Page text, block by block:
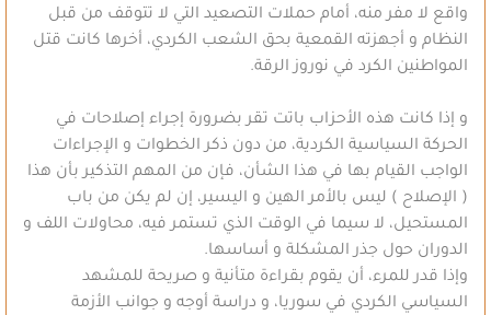
واقع لا مفر منه، أمام حملات التصعيد التي لا تتوقف من قبل
النظام و أجهزته القمعية بحق الشعب الكردي، أخرها كانت قتل
المواطنين الكرد في نوروز الرقة.
و إذا كانت هذه الأحزاب باتت تقر بضرورة إجراء إصلاحات في
الحركة السياسية الكردية، من دون ذكر الخطوات و الإجراءات
الواجب القيام بها في هذا الشأن، فإن من المهم التذكير بأن هذا
( الإصلاح ) ليس بالأمر الهين و اليسير، إن لم يكن من باب
المستحيل، لا سيما في الوقت الذي تستمر فيه، محاولات اللف و
الدوران حول جذر المشكلة و أساسها.
وإذا قدر للمرء، أن يقوم بقراءة متأنية و صريحة للمشهد
السياسي الكردي في سوريا، و دراسة أوجه و جوانب الأزمة